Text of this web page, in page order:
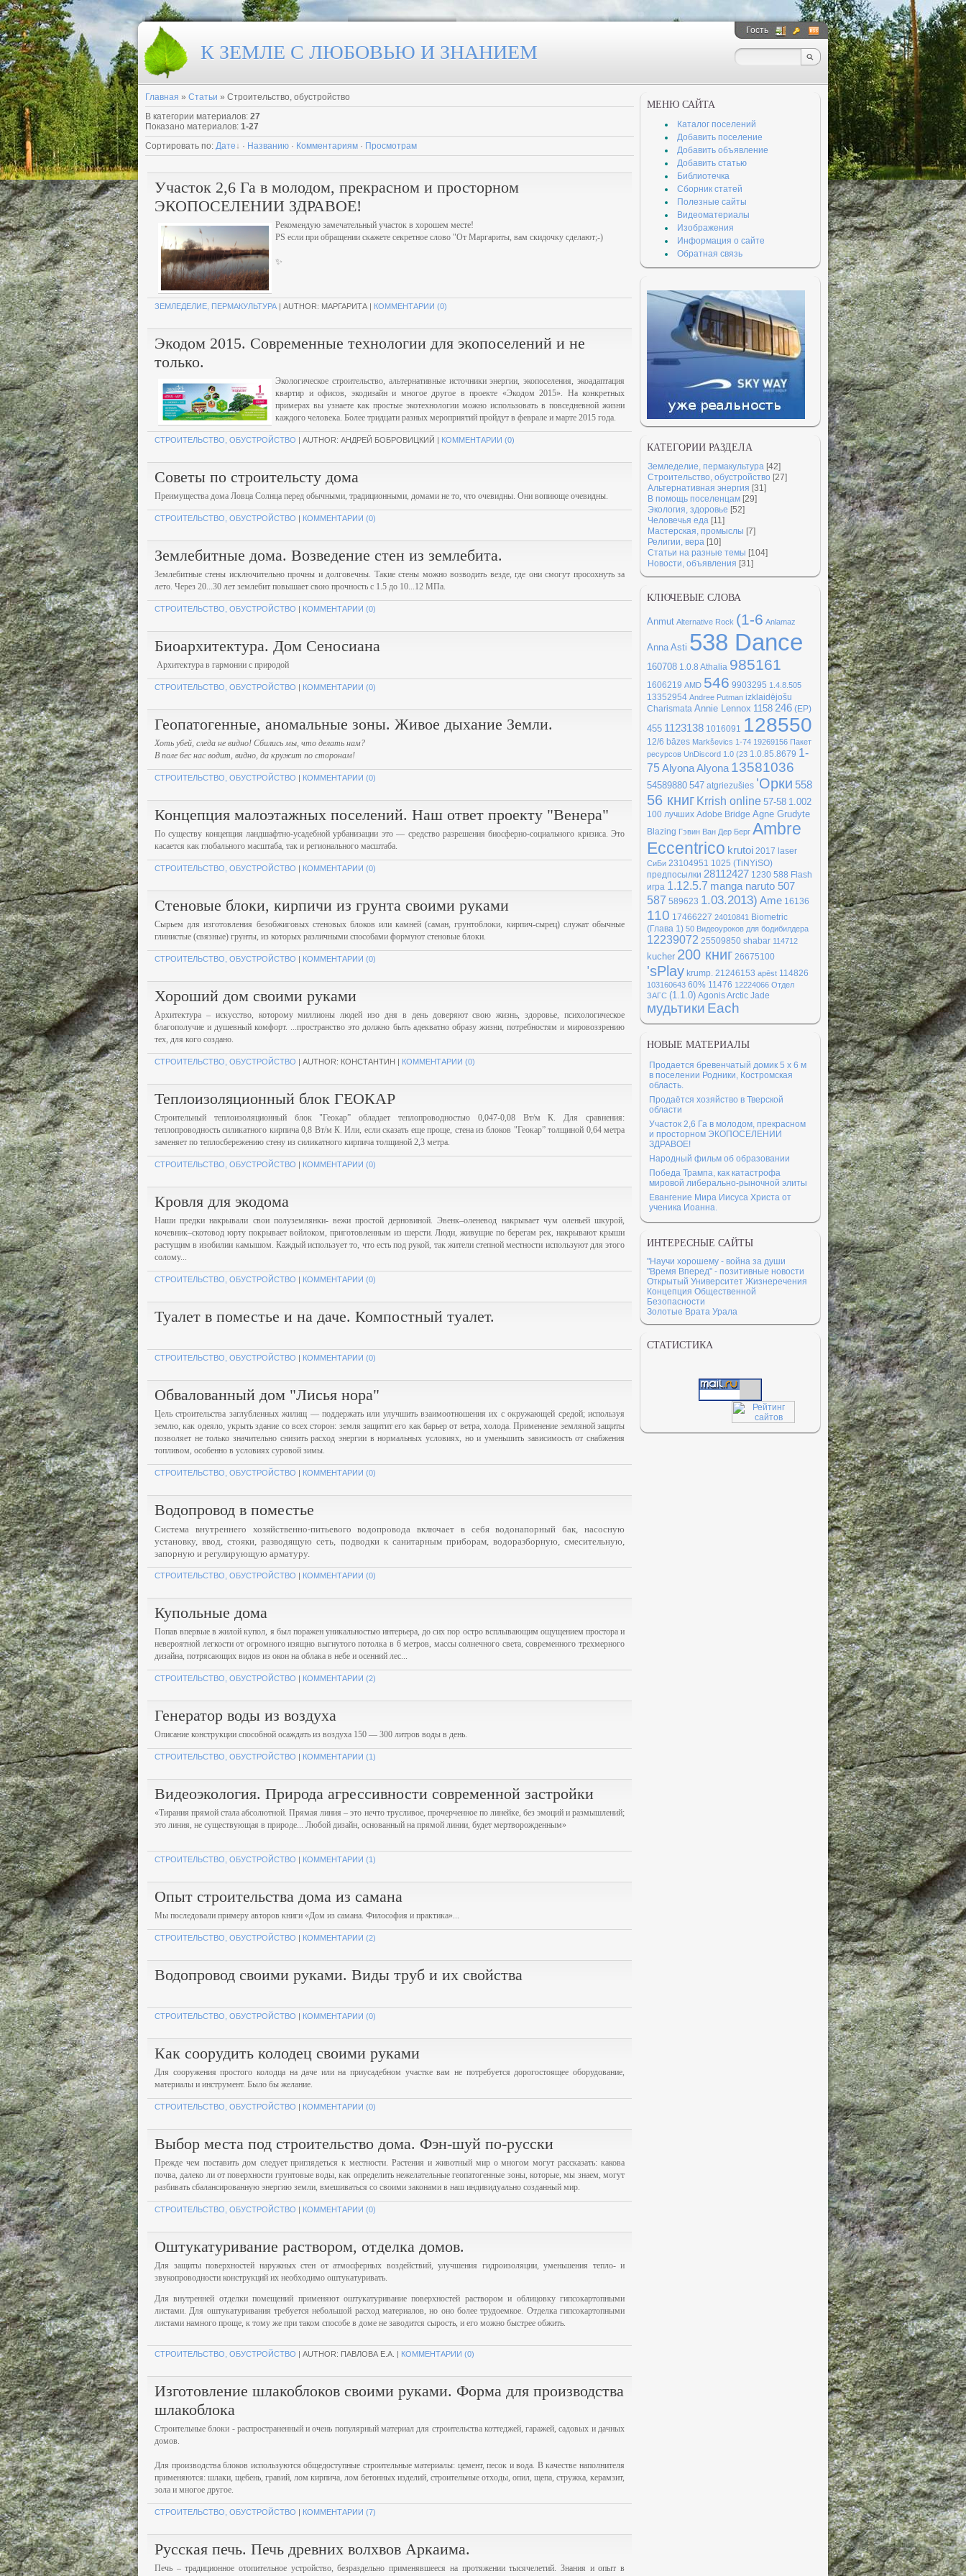
Гость __ __
К ЗЕМЛЕ С ЛЮБОВЬЮ И ЗНАНИЕМ
Главная » Статьи » Строительство, обустройство
В категории материалов: 27
Показано материалов: 1-27
Сортировать по: Дате · Названию · Комментариям · Просмотрам
Участок 2,6 Га в молодом, прекрасном и просторном
ЭКОПОСЕЛЕНИИ ЗДРАВОЕ!
Рекомендую замечательный участок в хорошем месте!
PS если при обращении скажете секретное слово "От Маргариты, вам скидочку сделают;-)
✨
ЗЕМЛЕДЕЛИЕ, ПЕРМАКУЛЬТУРА | AUTHOR: МАРГАРИТА | КОММЕНТАРИИ (0)
Экодом 2015. Современные технологии для экопоселений и не
только.
Экологическое строительство, альтернативные источники энергии, экопоселения, экоадаптация
квартир и офисов, экодизайн и многое другое в проекте «Экодом 2015». На конкретных
примерах вы узнаете как простые экотехнологии можно использовать в повседневной жизни
каждого человека. Более тридцати разных мероприятий пройдут в феврале и марте 2015 года.
СТРОИТЕЛЬСТВО, ОБУСТРОЙСТВО | AUTHOR: АНДРЕЙ БОБРОВИЦКИЙ | КОММЕНТАРИИ (0)
Советы по строительсту дома
Преимущества дома Ловца Солнца перед обычными, традиционными, домами не то, что очевидны. Они вопиюще очевидны.
СТРОИТЕЛЬСТВО, ОБУСТРОЙСТВО | КОММЕНТАРИИ (0)
Землебитные дома. Возведение стен из землебита.
Землебитные стены исключительно прочны и долговечны. Такие стены можно возводить везде, где они смогут просохнуть за
лето. Через 20...30 лет землебит повышает свою прочность с 1.5 до 10...12 МПа.
СТРОИТЕЛЬСТВО, ОБУСТРОЙСТВО | КОММЕНТАРИИ (0)
Биоархитектура. Дом Сеносиана
Архитектура в гармонии с природой
СТРОИТЕЛЬСТВО, ОБУСТРОЙСТВО | КОММЕНТАРИИ (0)
Геопатогенные, аномальные зоны. Живое дыхание Земли.
Хоть убей, следа не видно! Сбились мы, что делать нам?
В поле бес нас водит, видно, да кружит по сторонам!
СТРОИТЕЛЬСТВО, ОБУСТРОЙСТВО | КОММЕНТАРИИ (0)
Концепция малоэтажных поселений. Наш ответ проекту "Венера"
По существу концепция ландшафтно-усадебной урбанизации это — средство разрешения биосферно-социального кризиса. Это
касается как глобального масштаба, так и регионального масштаба.
СТРОИТЕЛЬСТВО, ОБУСТРОЙСТВО | КОММЕНТАРИИ (0)
Стеновые блоки, кирпичи из грунта своими руками
Сырьем для изготовления безобжиговых стеновых блоков или камней (саман, грунтоблоки, кирпич-сырец) служат обычные
глинистые (связные) грунты, из которых различными способами формуют стеновые блоки.
СТРОИТЕЛЬСТВО, ОБУСТРОЙСТВО | КОММЕНТАРИИ (0)
Хороший дом своими руками
Архитектура – искусство, которому миллионы людей изо дня в день доверяют свою жизнь, здоровье, психологическое
благополучие и душевный комфорт. ...пространство это должно быть адекватно образу жизни, потребностям и мировоззрению
тех, для кого создано.
СТРОИТЕЛЬСТВО, ОБУСТРОЙСТВО | AUTHOR: КОНСТАНТИН | КОММЕНТАРИИ (0)
Теплоизоляционный блок ГЕОКАР
Строительный теплоизоляционный блок "Геокар” обладает теплопроводностью 0,047-0,08 Вт/м К. Для сравнения:
теплопроводность силикатного кирпича 0,8 Вт/м К. Или, если сказать еще проще, стена из блоков "Геокар” толщиной 0,64 метра
заменяет по теплосбережению стену из силикатного кирпича толщиной 2,3 метра.
СТРОИТЕЛЬСТВО, ОБУСТРОЙСТВО | КОММЕНТАРИИ (0)
Кровля для экодома
Наши предки накрывали свои полуземлянки- вежи простой дерновиной. Эвенк–оленевод накрывает чум оленьей шкурой,
кочевник–скотовод юрту покрывает войлоком, приготовленным из шерсти. Люди, живущие по берегам рек, накрывают крыши
растущим в изобилии камышом. Каждый использует то, что есть под рукой, так жители степной местности используют для этого
солому...
СТРОИТЕЛЬСТВО, ОБУСТРОЙСТВО | КОММЕНТАРИИ (0)
Туалет в поместье и на даче. Компостный туалет.
СТРОИТЕЛЬСТВО, ОБУСТРОЙСТВО | КОММЕНТАРИИ (0)
Обвалованный дом "Лисья нора"
Цель строительства заглубленных жилищ — поддержать или улучшить взаимоотношения их с окружающей средой; используя
землю, как одеяло, укрыть здание со всех сторон: земля защитит его как барьер от ветра, холода. Применение земляной защиты
позволяет не только значительно снизить расход энергии в нормальных условиях, но и уменьшить зависимость от снабжения
топливом, особенно в условиях суровой зимы.
СТРОИТЕЛЬСТВО, ОБУСТРОЙСТВО | КОММЕНТАРИИ (0)
Водопровод в поместье
Система внутреннего хозяйственно-питьевого водопровода включает в себя водонапорный бак, насосную
установку, ввод, стояки, разводящую сеть, подводки к санитарным приборам, водоразборную, смесительную,
запорную и регулирующую арматуру.
СТРОИТЕЛЬСТВО, ОБУСТРОЙСТВО | КОММЕНТАРИИ (0)
Купольные дома
Попав впервые в жилой купол, я был поражен уникальностью интерьера, до сих пор остро всплывающим ощущением простора и
невероятной легкости от огромного изящно выгнутого потолка в 6 метров, массы солнечного света, современного трехмерного
дизайна, потрясающих видов из окон на облака в небе и осенний лес...
СТРОИТЕЛЬСТВО, ОБУСТРОЙСТВО | КОММЕНТАРИИ (2)
Генератор воды из воздуха
Описание конструкции способной осаждать из воздуха 150 — 300 литров воды в день.
СТРОИТЕЛЬСТВО, ОБУСТРОЙСТВО | КОММЕНТАРИИ (1)
Видеоэкология. Природа агрессивности современной застройки
«Тирания прямой стала абсолютной. Прямая линия – это нечто трусливое, прочерченное по линейке, без эмоций и размышлений;
это линия, не существующая в природе... Любой дизайн, основанный на прямой линии, будет мертворожденным»
СТРОИТЕЛЬСТВО, ОБУСТРОЙСТВО | КОММЕНТАРИИ (1)
Опыт строительства дома из самана
Мы последовали примеру авторов книги «Дом из самана. Философия и практика»...
СТРОИТЕЛЬСТВО, ОБУСТРОЙСТВО | КОММЕНТАРИИ (2)
Водопровод своими руками. Виды труб и их свойства
СТРОИТЕЛЬСТВО, ОБУСТРОЙСТВО | КОММЕНТАРИИ (0)
Как соорудить колодец своими руками
Для сооружения простого колодца на даче или на приусадебном участке вам не потребуется дорогостоящее оборудование,
материалы и инструмент. Было бы желание.
СТРОИТЕЛЬСТВО, ОБУСТРОЙСТВО | КОММЕНТАРИИ (0)
Выбор места под строительство дома. Фэн-шуй по-русски
Прежде чем поставить дом следует приглядеться к местности. Растения и животный мир о многом могут рассказать: какова
почва, далеко ли от поверхности грунтовые воды, как определить нежелательные геопатогенные зоны, которые, мы знаем, могут
разбивать сбалансированную энергию земли, вмешиваться со своими законами в наш индивидуально созданный мир.
СТРОИТЕЛЬСТВО, ОБУСТРОЙСТВО | КОММЕНТАРИИ (0)
Оштукатуривание раствором, отделка домов.
Для защиты поверхностей наружных стен от атмосферных воздействий, улучшения гидроизоляции, уменьшения тепло- и
звукопроводности конструкций их необходимо оштукатуривать.
Для внутренней отделки помещений применяют оштукатуривание поверхностей раствором и облицовку гипсокартопными
листами. Для оштукатуривания требуется небольшой расход материалов, но оно более трудоемкое. Отделка гипсокартопными
листами намного проще, к тому же при таком способе в доме не заводится сырость, и его можно быстрее обжить.
СТРОИТЕЛЬСТВО, ОБУСТРОЙСТВО | AUTHOR: ПАВЛОВА Е.А. | КОММЕНТАРИИ (0)
Изготовление шлакоблоков своими руками. Форма для производства
шлакоблока
Строительные блоки - распространенный и очень популярный материал для строительства коттеджей, гаражей, садовых и дачных
домов.
Для производства блоков используются общедоступные строительные материалы: цемент, песок и вода. В качестве наполнителя
применяются: шлаки, щебень, гравий, лом кирпича, лом бетонных изделий, строительные отходы, опил, щепа, стружка, керамзит,
зола и многое другое.
СТРОИТЕЛЬСТВО, ОБУСТРОЙСТВО | КОММЕНТАРИИ (7)
Русская печь. Печь древних волхвов Аркаима.
Печь – традиционное отопительное устройство, безраздельно применявшееся на протяжении тысячелетий. Знания и опыт в
МЕНЮ САЙТА
Каталог поселений
Добавить поселение
Добавить объявление
Добавить статью
Библиотечка
Сборник статей
Полезные сайты
Видеоматериалы
Изображения
Информация о сайте
Обратная связь
КАТЕГОРИИ РАЗДЕЛА
Земледелие, пермакультура [42]
Строительство, обустройство [27]
Альтернативная энергия [31]
В помощь поселенцам [29]
Экология, здоровье [52]
Человечья еда [11]
Мастерская, промыслы [7]
Религии, вера [10]
Статьи на разные темы [104]
Новости, объявления [31]
КЛЮЧЕВЫЕ СЛОВА
Anmut Alternative Rock (1-6 Anlamaz
Anna Asti 538 Dance
160708 1.0.8 Athalia 985161
1606219 AMD 546 9903295 1.4.8.505
13352954 Andree Putman izklaidējošu
Charismata Annie Lennox 1158 246 (EP)
455 1123138 1016091 128550
12/6 bāzes Markševics 1-74 19269156 Пакет
ресурсов UnDiscord 1.0 (23 1.0.85.8679 1-
75Alyona Alyona 13581036
54589880 547 atgriezušies 'Орки 558
56 книг Krrish online 57-58 1.002
100 лучших Adobe Bridge Agne Grudyte
Blazing Гэвин Ван Дер Берг Ambre
Eccentrico krutoi 2017 laser
CиБи 23104951 1025 (TiNYiSO)
предпосылки 28112427 1230 588 Flash
игра 1.12.5.7 manga naruto 507
587 589623 1.03.2013) Ame 16136
110 17466227 24010841 Biometric
(Глава 1) 50 Видеоуроков для бодибилдера
12239072 25509850 shabar 114712
kucher 200 книг 26675100
'sРlay krump. 21246153 apēst 114826
103160643 60% 11476 12224066 Отдел
ЗАГС (1.1.0) Agonis Arctic Jade
мудьтики Each
НОВЫЕ МАТЕРИАЛЫ
Продается бревенчатый домик 5 х 6 м
в поселении Родники, Костромская
область.
Продаётся хозяйство в Тверской
области
Участок 2,6 Га в молодом, прекрасном
и просторном ЭКОПОСЕЛЕНИИ
ЗДРАВОЕ!
Народный фильм об образовании
Победа Трампа, как катастрофа
мировой либерально-рыночной элиты
Евангение Мира Иисуса Христа от
ученика Иоанна.
ИНТЕРЕСНЫЕ САЙТЫ
"Научи хорошему - война за души
"Время Вперед" - позитивные новости
Открытый Университет Жизнеречения
Концепция Общественной
Безопасности
Золотые Врата Урала
СТАТИСТИКА